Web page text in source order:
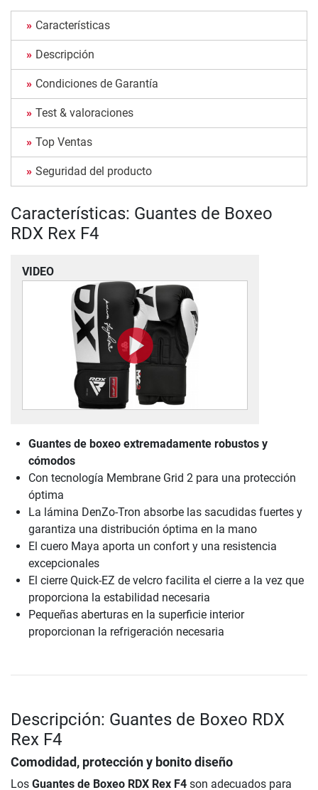
Características
Descripción
Condiciones de Garantía
Test & valoraciones
Top Ventas
Seguridad del producto
Características: Guantes de Boxeo
RDX Rex F4
VIDEO
Guantes de boxeo extremadamente robustos y
cómodos
Con tecnología Membrane Grid 2 para una protección
óptima
La lámina DenZo-Tron absorbe las sacudidas fuertes y
garantiza una distribución óptima en la mano
El cuero Maya aporta un confort y una resistencia
excepcionales
El cierre Quick-EZ de velcro facilita el cierre a la vez que
proporciona la estabilidad necesaria
Pequeñas aberturas en la superficie interior
proporcionan la refrigeración necesaria
Descripción: Guantes de Boxeo RDX
Rex F4
Comodidad, protección y bonito diseño
Los Guantes de Boxeo RDX Rex F4 son adecuados para